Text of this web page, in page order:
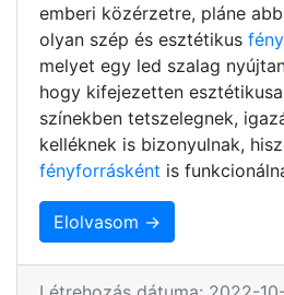
emberi közérzetre, pláne
olyan szép és esztétikus fény
melyet egy led szalag
hogy kifejezetten
színekben tetszelegnek,
kelléknek is bizonyulnak,
fényforrásként is
Elolvasom →